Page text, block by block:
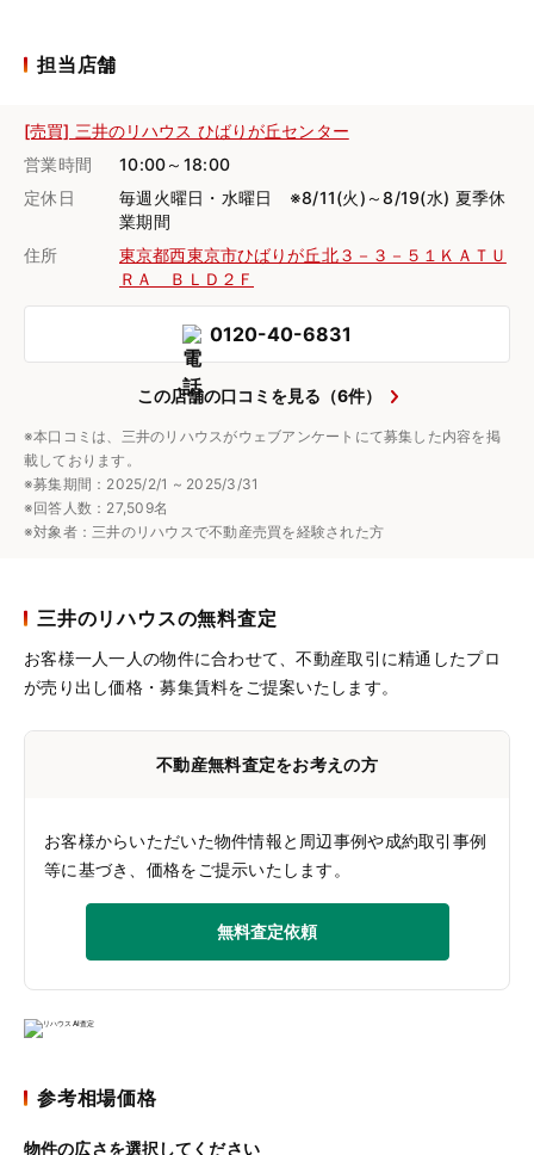
担当店舗
[売買] 三井のリハウス ひばりが丘センター
営業時間
10:00～18:00
定休日
毎週火曜日・水曜日 ※8/11(火)～8/19(水) 夏季休
業期間
住所
東京都西東京市ひばりが丘北３－３－５１ＫＡＴＵ
ＲＡ ＢＬＤ２Ｆ
0120-40-6831
この店舗の口コミを見る（6件）
※本口コミは、三井のリハウスがウェブアンケートにて募集した内容を掲
載しております。
※募集期間：2025/2/1 ~ 2025/3/31
※回答人数：27,509名
※対象者：三井のリハウスで不動産売買を経験された方
三井のリハウスの無料査定
お客様一人一人の物件に合わせて、不動産取引に精通したプロ
が売り出し価格・募集賃料をご提案いたします。
不動産無料査定をお考えの方
お客様からいただいた物件情報と周辺事例や成約取引事例
等に基づき、価格をご提示いたします。
無料査定依頼
参考相場価格
物件の広さを選択してください